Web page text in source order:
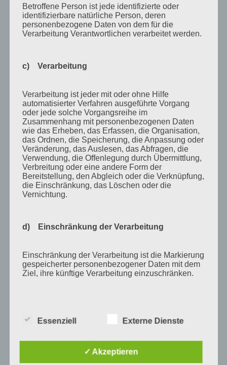
August 2013
Juli 2013
Juni 2013
April 2013
März 2013
August 2012
Juli 2012
Juni 2012
April 2012
Februar 2012
November 2011
September 2011
Juli 2011
Juni 2011
März 2011
Februar 2011
Betroffene Person ist jede identifizierte oder
identifizierbare natürliche Person, deren
personenbezogene Daten von dem für die
Verarbeitung Verantwortlichen verarbeitet werden.
c) Verarbeitung
Verarbeitung ist jeder mit oder ohne Hilfe
automatisierter Verfahren ausgeführte Vorgang
oder jede solche Vorgangsreihe im
Zusammenhang mit personenbezogenen Daten
wie das Erheben, das Erfassen, die Organisation,
das Ordnen, die Speicherung, die Anpassung oder
Veränderung, das Auslesen, das Abfragen, die
Verwendung, die Offenlegung durch Übermittlung,
Verbreitung oder eine andere Form der
Bereitstellung, den Abgleich oder die Verknüpfung,
die Einschränkung, das Löschen oder die
Vernichtung.
d) Einschränkung der Verarbeitung
Einschränkung der Verarbeitung ist die Markierung
gespeicherter personenbezogener Daten mit dem
Ziel, ihre künftige Verarbeitung einzuschränken.
Verarbeitung personenbezogener Daten, die darin
besteht, dass diese personenbezogenen Daten
verwendet werden, um bestimmte persönliche
Essenziell Externe Dienste
✓ Akzeptieren